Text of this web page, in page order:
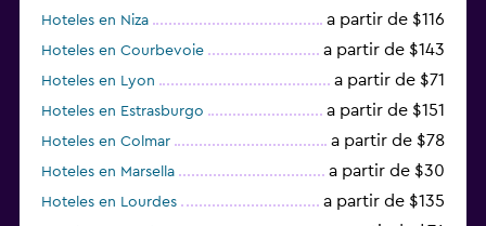
Hoteles en Niza a partir de $116
Hoteles en Courbevoie a partir de $143
Hoteles en Lyon a partir de $71
Hoteles en Estrasburgo a partir de $151
Hoteles en Colmar a partir de $78
Hoteles en Marsella a partir de $30
Hoteles en Lourdes a partir de $135